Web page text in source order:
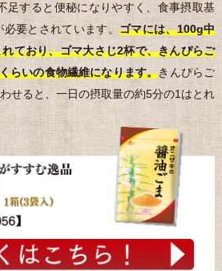
足すると便秘になりやすく、食事摂取基
要とされています。ゴマには、100g中
ており、ゴマ大さじ2杯で、きんぴらご
らいの食物繊維になります。きんぴらご
せると、一日の摂取量の約5分の1はとれ